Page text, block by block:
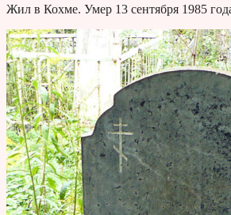
Жил в Кохме. Умер 13 сентября 1985